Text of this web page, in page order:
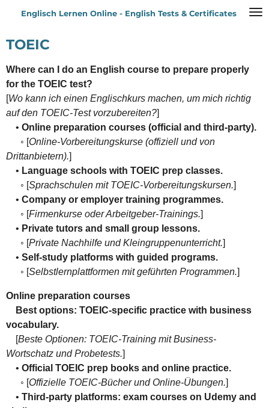
Zum
springen
Englisch Lernen Online - English Tests & Certificates
TOEIC
Where can I do an English course to prepare properly
for the TOEIC test?
[Wo kann ich einen Englischkurs machen, um mich richtig
auf den TOEIC-Test vorzubereiten?]
• Online preparation courses (official and third-party).
◦ [Online-Vorbereitungskurse (offiziell und von
Drittanbietern).]
• Language schools with TOEIC prep classes.
◦ [Sprachschulen mit TOEIC-Vorbereitungskursen.]
• Company or employer training programmes.
◦ [Firmenkurse oder Arbeitgeber-Trainings.]
• Private tutors and small group lessons.
◦ [Private Nachhilfe und Kleingruppenunterricht.]
• Self-study platforms with guided programs.
◦ [Selbstlernplattformen mit geführten Programmen.]
Online preparation courses
Best options: TOEIC-specific practice with business
vocabulary.
[Beste Optionen: TOEIC-Training mit Business-
Wortschatz und Probetests.]
• Official TOEIC prep books and online practice.
◦ [Offizielle TOEIC-Bücher und Online-Übungen.]
• Third-party platforms: exam courses on Udemy and